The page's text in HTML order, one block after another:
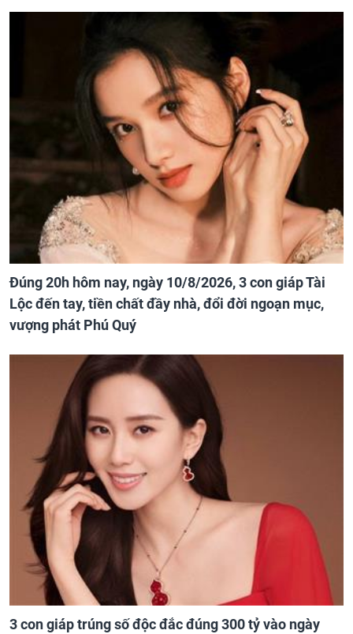
Đúng 20h hôm nay, ngày 10/8/2026, 3 con giáp Tài
Lộc đến tay, tiền chất đầy nhà, đổi đời ngoạn mục,
vượng phát Phú Quý
3 con giáp trúng số độc đắc đúng 300 tỷ vào ngày